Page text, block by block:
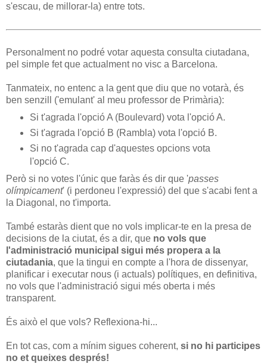
s'escau, de millorar-la) entre tots.
Personalment no podré votar aquesta consulta ciutadana,
pel simple fet que actualment no visc a Barcelona.
Tanmateix, no entenc a la gent que diu que no votarà, és
ben senzill ('emulant' al meu professor de Primària):
Si t'agrada l'opció A (Boulevard) vota l'opció A.
Si t'agrada l'opció B (Rambla) vota l'opció B.
Si no t'agrada cap d'aquestes opcions vota
l'opció C.
Però si no votes l'únic que faràs és dir que 'passes
olímpicament' (i perdoneu l'expressió) del que s'acabi fent a
la Diagonal, no t'importa.
També estaràs dient que no vols implicar-te en la presa de
decisions de la ciutat, és a dir, que no vols que
l'administració municipal sigui més propera a la
ciutadania, que la tingui en compte a l'hora de dissenyar,
planificar i executar nous (i actuals) polítiques, en definitiva,
no vols que l'administració sigui més oberta i més
transparent.
És això el que vols? Reflexiona-hi...
En tot cas, com a mínim sigues coherent, si no hi participes
no et queixes després!